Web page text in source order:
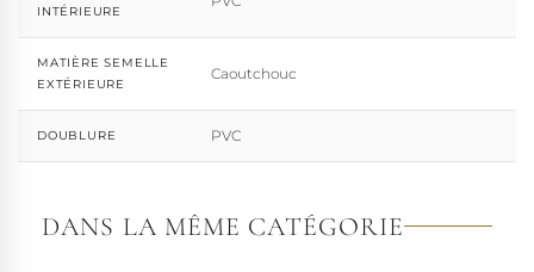
INTÉRIEURE
MATIÈRE SEMELLE
EXTÉRIEURE
Caoutchouc
DOUBLURE PVC
DANS LA MÊME CATÉGORIE